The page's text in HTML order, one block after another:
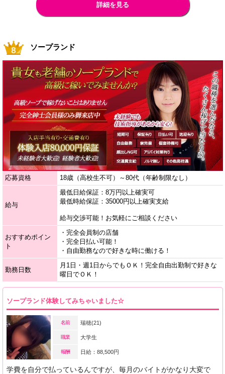
詳細を見る
ソープランド
応募資格 18歳（高校生不可）～80代（年齢制限なし）
給与
最低日給保証：8万円以上確実可
最低時給保証：35000円以上確実支給
給与交渉可能！お気軽にご相談ください
おすすめポイン
ト
・完全会員制の店舗
・完全日払い可能！
・自由勤務なので好きな時に働ける！
勤務日数
月1日・週1日からでもＯＫ！完全自由出勤制で好きな
曜日でＯＫ！
ソープランド体験してみちゃいました☆
名前 瑞穂(21)
職業 大学生
報酬 日給：88,500円
学費を自分で払っているんですが、毎月のバイトがかなり大変で